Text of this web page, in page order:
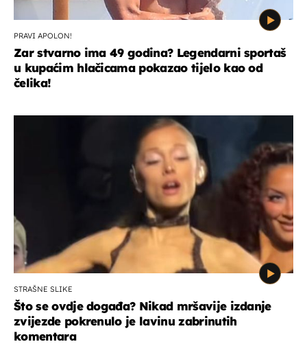
PRAVI APOLON!
Zar stvarno ima 49 godina? Legendarni sportaš
u kupaćim hlačicama pokazao tijelo kao od
čelika!
STRAŠNE SLIKE
Što se ovdje događa? Nikad mršavije izdanje
zvijezde pokrenulo je lavinu zabrinutih
komentara